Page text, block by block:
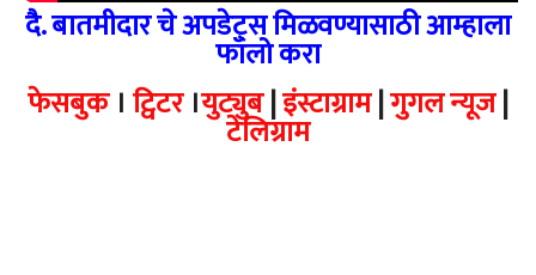
दै. बातमीदार चे अपडेट्स मिळवण्यासाठी आम्हाला
फॉलो करा
फेसबुक। ट्विटर।युट्युब|इंस्टाग्राम|गुगल न्यूज|
टेलिग्राम